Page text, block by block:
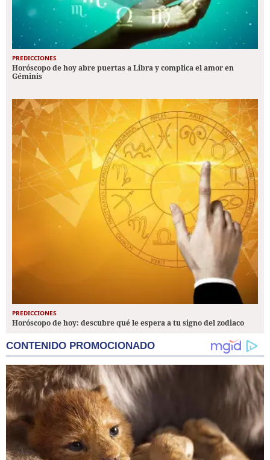
PREDICCIONES
Horóscopo de hoy abre puertas a Libra y complica el amor en
Géminis
PREDICCIONES
Horóscopo de hoy: descubre qué le espera a tu signo del zodiaco
CONTENIDO PROMOCIONADO